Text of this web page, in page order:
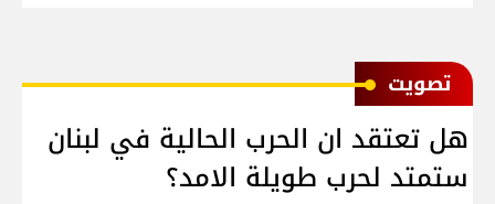
ﺗﺼﻮﻳﺖ
هل تعتقد ان الحرب الحالية في لبنان
ستمتد لحرب طويلة الامد؟